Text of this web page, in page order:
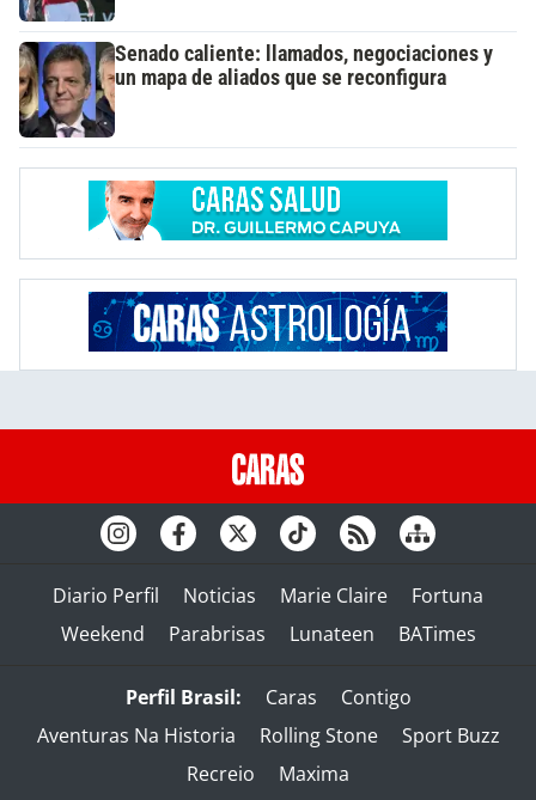
Senado caliente: llamados, negociaciones y
un mapa de aliados que se reconfigura
Diario Perfil Noticias Marie Claire
Fortuna
Weekend
Parabrisas Lunateen BATimes
Perfil Brasil: Caras
Contigo
Aventuras Na Historia
Rolling Stone
Sport Buzz
Recreio
Maxima